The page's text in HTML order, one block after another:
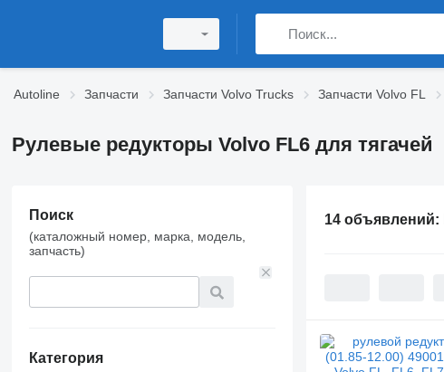
Autoline Запчасти Запчасти Volvo Trucks Запчасти Volvo FL
Рулевые редукторы Volvo FL6 для тягачей
Поиск
(каталожный номер, марка, модель,
запчасть)
Категория
14 объявлений: